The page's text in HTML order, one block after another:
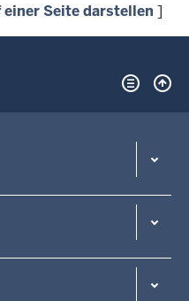
einer Seite darstellen ]